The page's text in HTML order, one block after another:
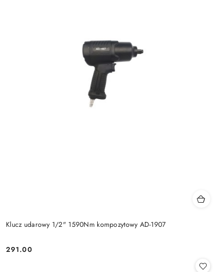
Klucz udarowy 1/2" 1590Nm kompozytowy AD-1907
Cena:
291.00